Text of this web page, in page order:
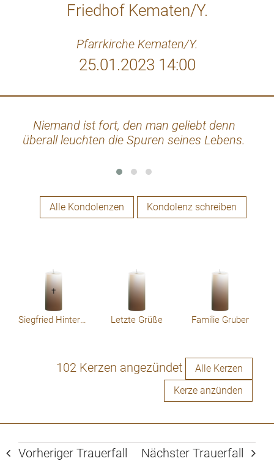
Friedhof Kematen/Y.
Pfarrkirche Kematen/Y.
25.01.2023 14:00
Niemand ist fort, den man geliebt denn
überall leuchten die Spuren seines Lebens.
Alle Kondolenzen Kondolenz schreiben
Siegfried Hintermayr Letzte Grüße Familie Gruber
102 Kerzen angezündet
Alle Kerzen
Kerze anzünden
Vorheriger Trauerfall Nächster Trauerfall